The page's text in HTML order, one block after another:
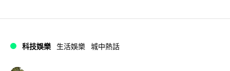
科技娛樂 生活娛樂 城中熱話